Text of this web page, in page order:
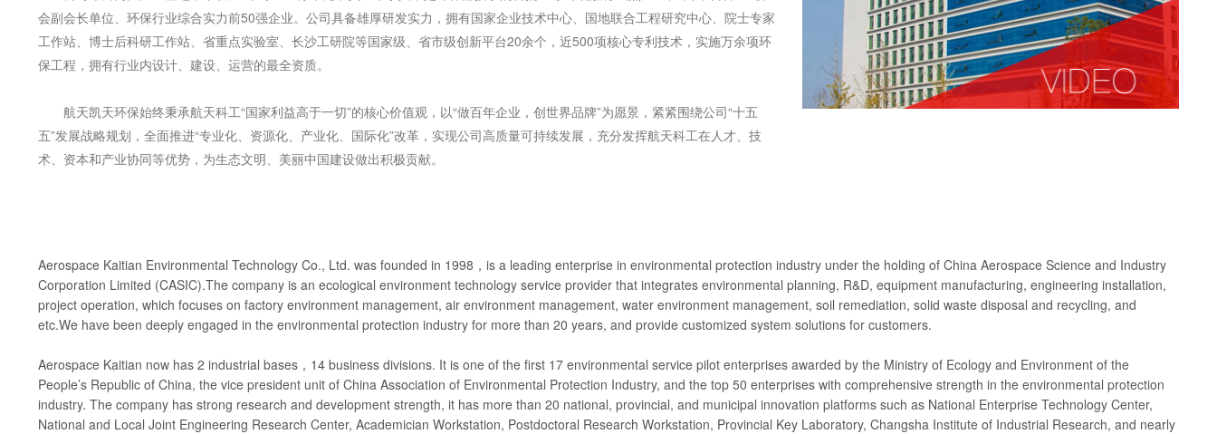
会副会长单位、环保行业综合实力前50强企业。公司具备雄厚研发实力，拥有国家企业技术中心、国地联合工程研究中心、院士专家
工作站、博士后科研工作站、省重点实验室、长沙工研院等国家级、省市级创新平台20余个，近500项核心专利技术，实施万余项环
保工程，拥有行业内设计、建设、运营的最全资质。
航天凯天环保始终秉承航天科工“国家利益高于一切”的核心价值观，以“做百年企业，创世界品牌”为愿景，紧紧围绕公司“十五
五”发展战略规划，全面推进“专业化、资源化、产业化、国际化”改革，实现公司高质量可持续发展，充分发挥航天科工在人才、技
术、资本和产业协同等优势，为生态文明、美丽中国建设做出积极贡献。
Aerospace Kaitian Environmental Technology Co., Ltd. was founded in 1998，is a leading enterprise in environmental protection industry under the holding of China Aerospace Science and Industry
Corporation Limited (CASIC).The company is an ecological environment technology service provider that integrates environmental planning, R&D, equipment manufacturing, engineering installation,
project operation, which focuses on factory environment management, air environment management, water environment management, soil remediation, solid waste disposal and recycling, and
etc.We have been deeply engaged in the environmental protection industry for more than 20 years, and provide customized system solutions for customers.
Aerospace Kaitian now has 2 industrial bases，14 business divisions. It is one of the first 17 environmental service pilot enterprises awarded by the Ministry of Ecology and Environment of the
People’s Republic of China, the vice president unit of China Association of Environmental Protection Industry, and the top 50 enterprises with comprehensive strength in the environmental protection
industry. The company has strong research and development strength, it has more than 20 national, provincial, and municipal innovation platforms such as National Enterprise Technology Center,
National and Local Joint Engineering Research Center, Academician Workstation, Postdoctoral Research Workstation, Provincial Key Laboratory, Changsha Institute of Industrial Research, and nearly